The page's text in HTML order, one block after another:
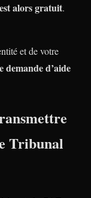
alors gratuit.
et de votre
demande d’aide
Tribunal